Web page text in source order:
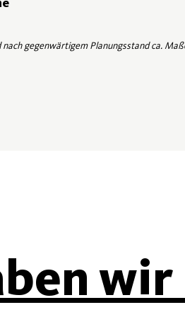
gegenwärtigem Planungsstand ca.